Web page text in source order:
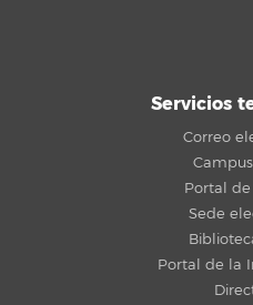
Servicios
Correo
Portal de
Sede
Portal de la